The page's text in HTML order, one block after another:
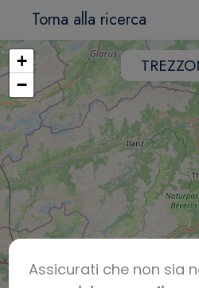
Assicurati che non sia
Torna alla ricerca
+
−